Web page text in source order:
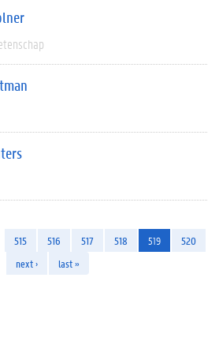
515 516 517 518 519
520
next › last »